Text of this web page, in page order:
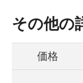
その他の
価格